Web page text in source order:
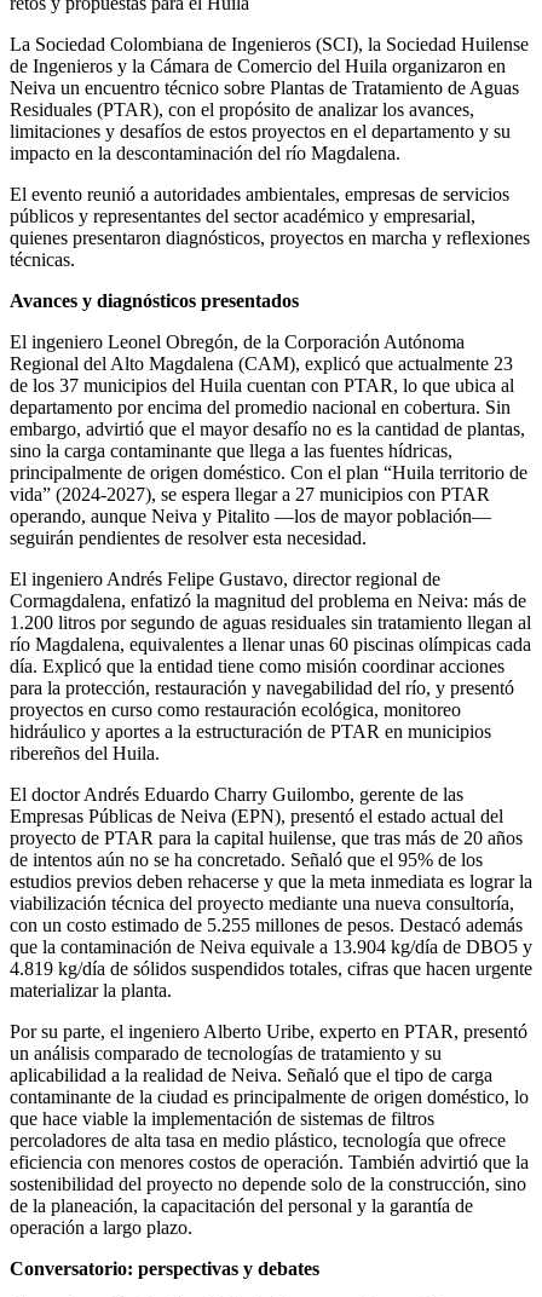
La Sociedad Colombiana de Ingenieros (SCI), la Sociedad Huilense
de Ingenieros y la Cámara de Comercio del Huila organizaron en
Neiva un encuentro técnico sobre Plantas de Tratamiento de Aguas
Residuales (PTAR), con el propósito de analizar los avances,
limitaciones y desafíos de estos proyectos en el departamento y su
impacto en la descontaminación del río Magdalena.
El evento reunió a autoridades ambientales, empresas de servicios
públicos y representantes del sector académico y empresarial,
quienes presentaron diagnósticos, proyectos en marcha y reflexiones
técnicas.
Avances y diagnósticos presentados
El ingeniero Leonel Obregón, de la Corporación Autónoma
Regional del Alto Magdalena (CAM), explicó que actualmente 23
de los 37 municipios del Huila cuentan con PTAR, lo que ubica al
departamento por encima del promedio nacional en cobertura. Sin
embargo, advirtió que el mayor desafío no es la cantidad de plantas,
sino la carga contaminante que llega a las fuentes hídricas,
principalmente de origen doméstico. Con el plan “Huila territorio de
vida” (2024-2027), se espera llegar a 27 municipios con PTAR
operando, aunque Neiva y Pitalito —los de mayor población—
seguirán pendientes de resolver esta necesidad.
El ingeniero Andrés Felipe Gustavo, director regional de
Cormagdalena, enfatizó la magnitud del problema en Neiva: más de
1.200 litros por segundo de aguas residuales sin tratamiento llegan al
río Magdalena, equivalentes a llenar unas 60 piscinas olímpicas cada
día. Explicó que la entidad tiene como misión coordinar acciones
para la protección, restauración y navegabilidad del río, y presentó
proyectos en curso como restauración ecológica, monitoreo
hidráulico y aportes a la estructuración de PTAR en municipios
ribereños del Huila.
El doctor Andrés Eduardo Charry Guilombo, gerente de las
Empresas Públicas de Neiva (EPN), presentó el estado actual del
proyecto de PTAR para la capital huilense, que tras más de 20 años
de intentos aún no se ha concretado. Señaló que el 95% de los
estudios previos deben rehacerse y que la meta inmediata es lograr la
viabilización técnica del proyecto mediante una nueva consultoría,
con un costo estimado de 5.255 millones de pesos. Destacó además
que la contaminación de Neiva equivale a 13.904 kg/día de DBO5 y
4.819 kg/día de sólidos suspendidos totales, cifras que hacen urgente
materializar la planta.
Por su parte, el ingeniero Alberto Uribe, experto en PTAR, presentó
un análisis comparado de tecnologías de tratamiento y su
aplicabilidad a la realidad de Neiva. Señaló que el tipo de carga
contaminante de la ciudad es principalmente de origen doméstico, lo
que hace viable la implementación de sistemas de filtros
percoladores de alta tasa en medio plástico, tecnología que ofrece
eficiencia con menores costos de operación. También advirtió que la
sostenibilidad del proyecto no depende solo de la construcción, sino
de la planeación, la capacitación del personal y la garantía de
operación a largo plazo.
Conversatorio: perspectivas y debates